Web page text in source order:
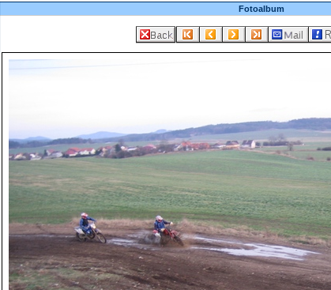
Fotoalbum